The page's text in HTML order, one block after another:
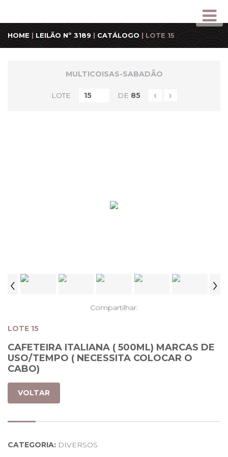
HOME | LEILÃO Nº 3189 | CATÁLOGO | LOTE 15
MULTICOISAS-SABADÃO
LOTE DE 85 ‹ ›
‹ ›
Compartilhar:
LOTE 15
CAFETEIRA ITALIANA ( 500ML) MARCAS DE
USO/TEMPO ( NECESSITA COLOCAR O
CABO)
VOLTAR
CATEGORIA: DIVERSOS